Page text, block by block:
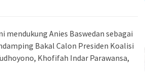
mendukung Anies Baswedan sebagai
Bakal Calon Presiden Koalisi
Khofifah Indar Parawansa,